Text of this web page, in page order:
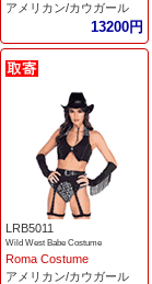
アメリカン/カウガール
13200円
LRB5011
Wild West Babe Costume
Roma Costume
アメリカン/カウガール